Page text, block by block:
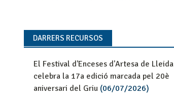
DARRERS RECURSOS
El Festival d'Enceses d'Artesa de Lleida
celebra la 17a edició marcada pel 20è
aniversari del Griu(06/07/2026)